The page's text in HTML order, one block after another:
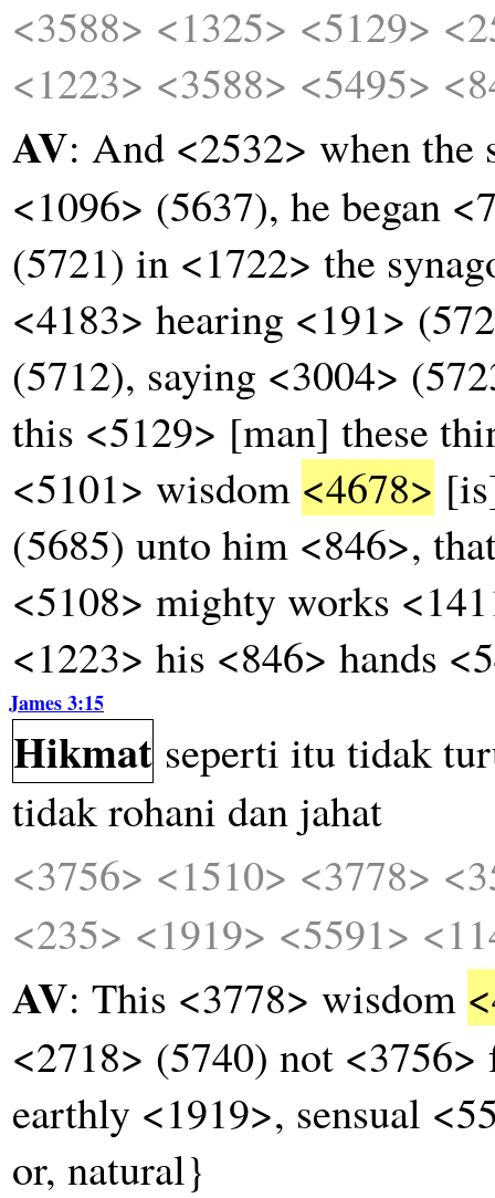
<3588> <1325> <5129>
<1223> <3588> <5495>
AV: And <2532> when the
<1096> (5637), he began
(5721) in <1722> the
<4183> hearing <191>
(5712), saying <3004>
this <5129> [man] these
<5101> wisdom <4678>
(5685) unto him <846>,
<5108> mighty works
<1223> his <846> hands
James 3:15
Hikmat seperti itutidak
tidakrohani dan jahat
<3756> <1510> <3778>
<235> <1919> <5591>
AV: This <3778> wisdom
<2718> (5740) not
earthly <1919>, sensual
or, natural}